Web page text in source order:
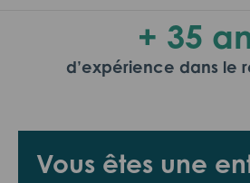
Vous êtes une
+ 35
d’expérience dans le